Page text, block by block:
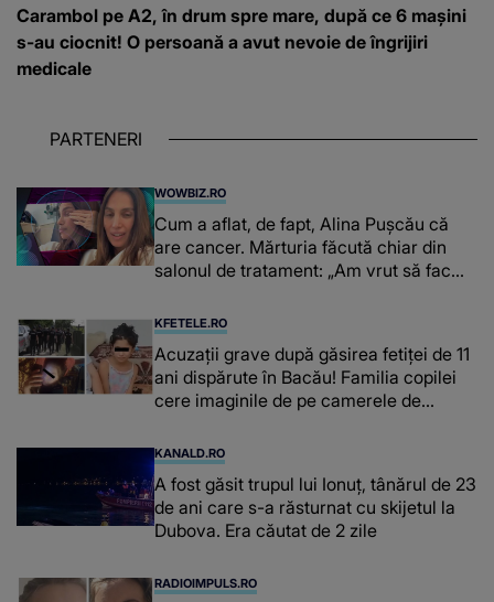
Carambol pe A2, în drum spre mare, după ce 6 mașini
s-au ciocnit! O persoană a avut nevoie de îngrijiri
medicale
PARTENERI
WOWBIZ.RO
Cum a aflat, de fapt, Alina Pușcău că
are cancer. Mărturia făcută chiar din
salonul de tratament: „Am vrut să fac
înțepe sânul”
KFETELE.RO
Acuzații grave după găsirea fetiței de 11
ani dispărute în Bacău! Familia copilei
cere imaginile de pe camerele de
mea...”
KANALD.RO
A fost găsit trupul lui Ionuț, tânărul de 23
de ani care s-a răsturnat cu skijetul la
Dubova. Era căutat de 2 zile
RADIOIMPULS.RO